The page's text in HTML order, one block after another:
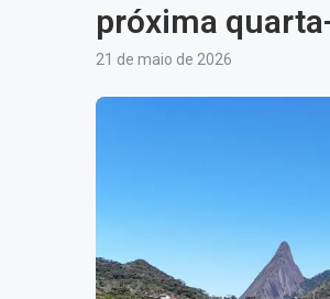
próxima
21 de maio de 2026